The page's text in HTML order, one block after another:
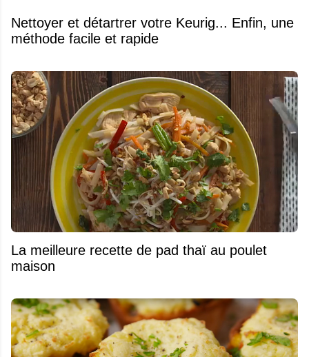
Nettoyer et détartrer votre Keurig... Enfin, une
méthode facile et rapide
La meilleure recette de pad thaï au poulet
maison